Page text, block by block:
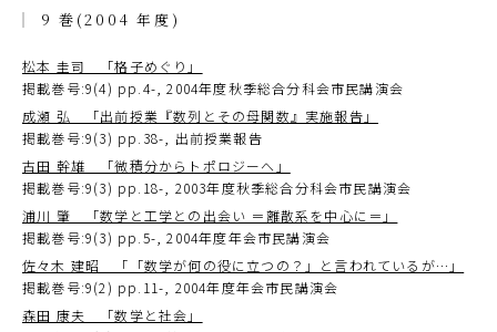
9 巻(2004 年度)
松本 圭司 「格子めぐり」
掲載巻号:9(4) pp.4-, 2004年度秋季総合分科会市民講演会
成瀬 弘 「出前授業『数列とその母関数』実施報告」
掲載巻号:9(3) pp.38-, 出前授業報告
古田 幹雄 「微積分からトポロジーへ」
掲載巻号:9(3) pp.18-, 2003年度秋季総合分科会市民講演会
浦川 肇 「数学と工学との出会い ＝離散系を中心に＝」
掲載巻号:9(3) pp.5-, 2004年度年会市民講演会
佐々木 建昭 「「数学が何の役に立つの？」と言われているが…」
掲載巻号:9(2) pp.11-, 2004年度年会市民講演会
森田 康夫 「数学と社会」